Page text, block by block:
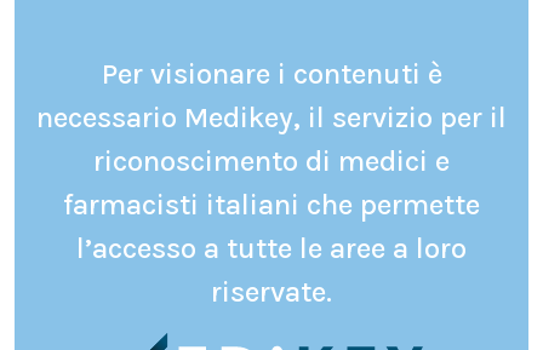
Per visionare i contenuti è
necessario Medikey, il servizio per il
riconoscimento di medici e
farmacisti italiani che permette
l’accesso a tutte le aree a loro
riservate.